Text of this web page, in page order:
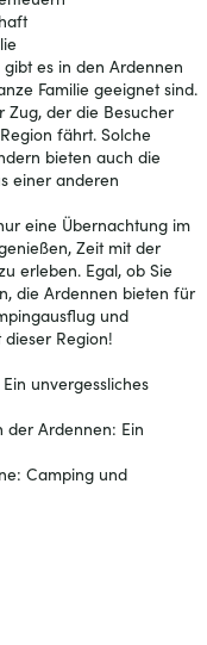
es in den Ardennen
Familie geeignet sind.
Zug, der die Besucher
fährt. Solche
bieten auch die
einer anderen
eine Übernachtung im
Zeit mit der
erleben. Egal, ob Sie
die Ardennen bieten für
und
Region!
unvergessliches
der Ardennen: Ein
Camping und